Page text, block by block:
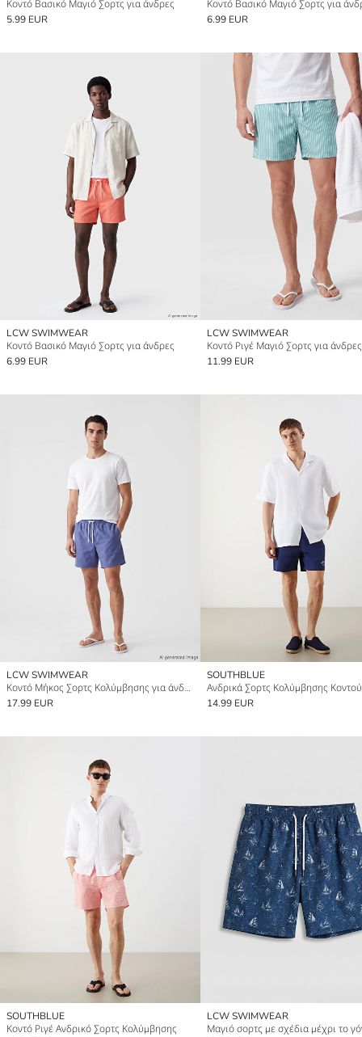
Κοντό Βασικό Μαγιό Σορτς για άνδρες
5.99 EUR
Κοντό Βασικό Μαγιό Σορτς για
6.99 EUR
LCW SWIMWEAR
Κοντό Βασικό Μαγιό Σορτς για άνδρες
6.99 EUR
LCW SWIMWEAR
Κοντό Ριγέ Μαγιό Σορτς για άνδρες
11.99 EUR
LCW SWIMWEAR
Κοντό Μήκος Σορτς Κολύμβησης για άνδρες
17.99 EUR
SOUTHBLUE
14.99 EUR
SOUTHBLUE
Κοντό Ριγέ Ανδρικό Σορτς Κολύμβησης
LCW SWIMWEAR